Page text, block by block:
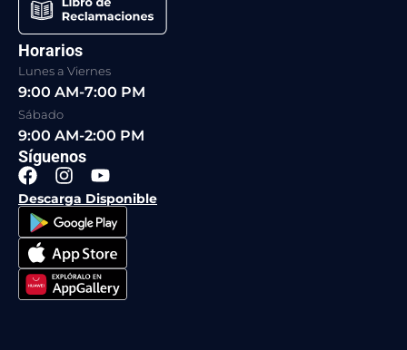
Horarios
Lunes a Viernes
9:00 AM-7:00 PM
Sábado
9:00 AM-2:00 PM
Síguenos
F
a
c
e
b
o
o
k
I
n
s
t
a
g
r
a
Y
o
u
t
u
b
e
Descarga Disponible